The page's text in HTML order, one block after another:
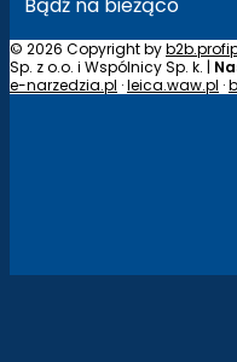
Bądź na bieżąco
© 2026 Copyright by
Sp. z o.o. i Wspólnicy Sp. k. |
e-narzedzia.pl ·leica.waw.pl ·